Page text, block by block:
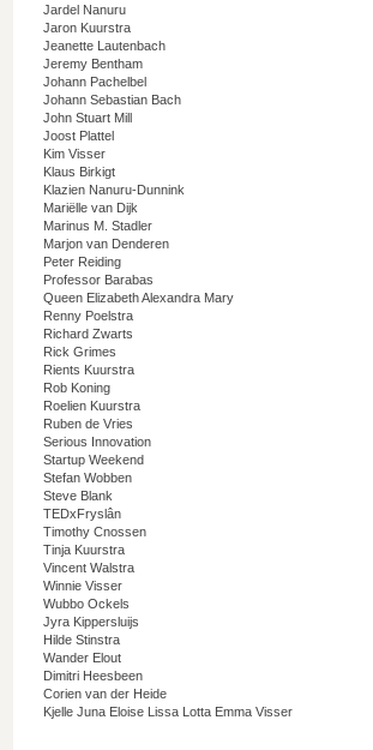
Jardel Nanuru
Jaron Kuurstra
Jeanette Lautenbach
Jeremy Bentham
Johann Pachelbel
Johann Sebastian Bach
John Stuart Mill
Joost Plattel
Kim Visser
Klaus Birkigt
Klazien Nanuru-Dunnink
Mariëlle van Dijk
Marinus M. Stadler
Marjon van Denderen
Peter Reiding
Professor Barabas
Queen Elizabeth Alexandra Mary
Renny Poelstra
Richard Zwarts
Rick Grimes
Rients Kuurstra
Rob Koning
Roelien Kuurstra
Ruben de Vries
Serious Innovation
Startup Weekend
Stefan Wobben
Steve Blank
TEDxFryslân
Timothy Cnossen
Tinja Kuurstra
Vincent Walstra
Winnie Visser
Wubbo Ockels
Jyra Kippersluijs
Hilde Stinstra
Wander Elout
Dimitri Heesbeen
Corien van der Heide
Kjelle Juna Eloise Lissa Lotta Emma Visser